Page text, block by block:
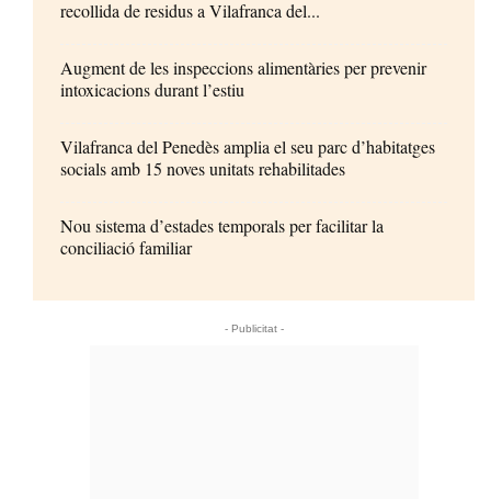
recollida de residus a Vilafranca del...
Augment de les inspeccions alimentàries per prevenir
intoxicacions durant l’estiu
Vilafranca del Penedès amplia el seu parc d’habitatges
socials amb 15 noves unitats rehabilitades
Nou sistema d’estades temporals per facilitar la
conciliació familiar
- Publicitat -